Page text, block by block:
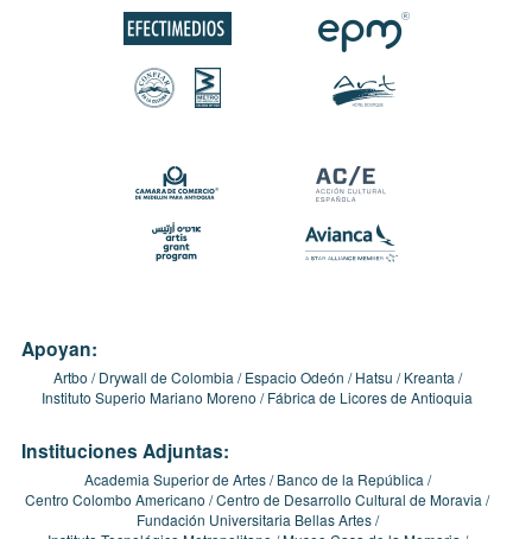
Apoyan:
Artbo Drywall de Colombia Espacio Odeón Hatsu
Kreanta
Instituto Superio Mariano Moreno
Fábrica de Licores de Antioquia
Instituciones Adjuntas:
Academia Superior de Artes
Banco de la República
Centro Colombo Americano Centro de Desarrollo Cultural de Moravia
Fundación Universitaria Bellas Artes